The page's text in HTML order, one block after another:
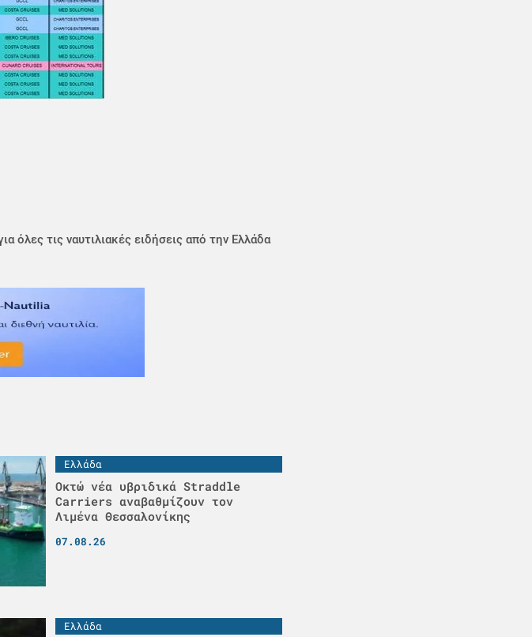
όλες τις ναυτιλιακές ειδήσεις από την Ελλάδα
Ελλάδα
Οκτώ νέα υβριδικά Straddle
Carriers αναβαθμίζουν τον
Λιμένα Θεσσαλονίκης
07.08.26
Ελλάδα